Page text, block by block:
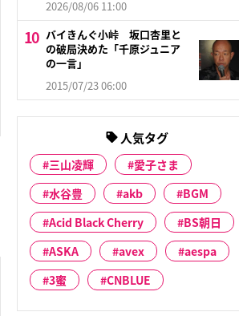
2026/08/06 11:00
バイきんぐ小峠 坂口杏里と
の破局決めた「千原ジュニア
の一言」
2015/07/23 06:00
人気タグ
三山凌輝
愛子さま
水谷豊
akb
BGM
Acid Black Cherry
BS朝日
ASKA
avex
aespa
3蜜
CNBLUE